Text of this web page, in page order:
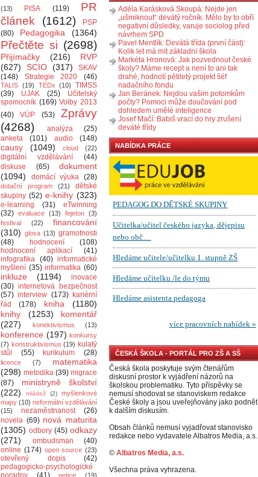
(13)
PISA (119)
PR
článek
(1612)
PSP
(80)
Pedagogika (1364)
Přečtěte si (2698)
Přijímačky (216)
RVP
(627)
SCIO (317)
SKAV
(148)
Strategie 2020 (46)
TALIS (19) TEDx (10)
TIMSS
(39)
UJAK (25)
Učitelský
spomocník (169) Volby 2013
(40)
VÚP (53)
Zprávy
(4268)
analýza
(25)
anketa
(101) audio (148)
causy (1049) cloud (22)
digitální vzdělávání
(44)
diskuse
(65)
dokument
(1094)
domácí výuka (28)
dotační program (21)
dětské
skupiny (52) e-knihy (323)
e-learning (31)
eTwinning
(32) evaluace (13) fejeton (3)
festival
(22)
financování
(310) glosa (13) gramotnosti
(48)
hodnocení
(108)
hodnocení aplikací
(41)
infografika (40) informatické
myšlení (35) informatika (60)
inkluze (1194)
inovace
(30) internetová bezpečnost
(57) interview (173) kariérní
řád
(178) kniha
(1180)
knihy
(1253)
komentář
(227)
konektivismus (13)
konference (197) konkursy
(7) konstruktivismus (19) kulatý
stůl
(55) kurikulum (28)
licence (7)
matematika
(298) metodika (39) migrace
(87)
ministryně školství
(222)
mládež (2)
myšlenkové
mapy (10) neformální vzdělávání
(15)
nezaměstnanost
(26)
novela (69) nová maturita
(1305) odbory (45) odkazy
(271)
ombudsman
(40)
online (174) open source (23)
otevřený dopis
(42)
pedagogicko-psychologické
poradny
(41) petice (19)
Adéla Karásková Skoupá: Nejde jen
„ušmiknout“ devátý ročník. Mělo by to obří
negativní důsledky, varuje sociolog před
návrhem SPD
Pavel Mentlík: Devátá třída (první část):
Kolik let má mít základní škola
Markéta Hronová: Jak pozvednout české
školy? Máme recept a není to ani tak
drahé, hodnotí pětiletý projekt šéf
nadačního fondu
Jan Beránek: Nejdou vašim potomkům
počty? Pomoci může doučování pod
dohledem umělé inteligence
Josef Mačí: Babiš vrací do hry zrušení
deváté třídy
NABÍDKA PRÁCE
ČESKÁ ŠKOLA - PORTÁL PRO ZŠ A SŠ
Česká škola poskytuje svým čtenářům
diskusní prostor k vyjádření názorů na
školskou problematiku. Tyto příspěvky se
nemusí shodovat se stanoviskem redakce
České školy a jsou uveřejňovány jako podnět
k dalším diskusím.
Obsah článků nemusí vyjadřovat stanovisko
redakce nebo vydavatele Albatros Media, a.s.
© Albatros Media, a.s.
Všechna práva vyhrazena.